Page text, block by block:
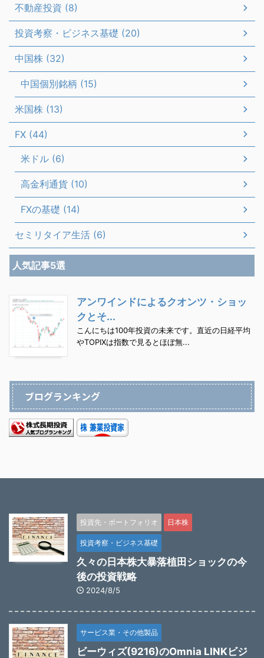
不動産投資 (8)
投資考察・ビジネス基礎 (20)
中国株 (32)
中国個別銘柄 (15)
米国株 (13)
FX (44)
米ドル (6)
高金利通貨 (10)
FXの基礎 (14)
セミリタイア生活 (6)
人気記事5選
アンワインドによるクオンツ・ショッ
クとそ...
こんにちは100年投資の未来です。直近の日経平均
やTOPIXは指数で見るとほぼ無...
ブログランキング
投資先・ポートフォリオ 日本株
投資考察・ビジネス基礎
久々の日本株大暴落植田ショックの今
後の投資戦略
2024/8/5
サービス業・その他製品
ビーウィズ(9216)のOmnia LINKビジ